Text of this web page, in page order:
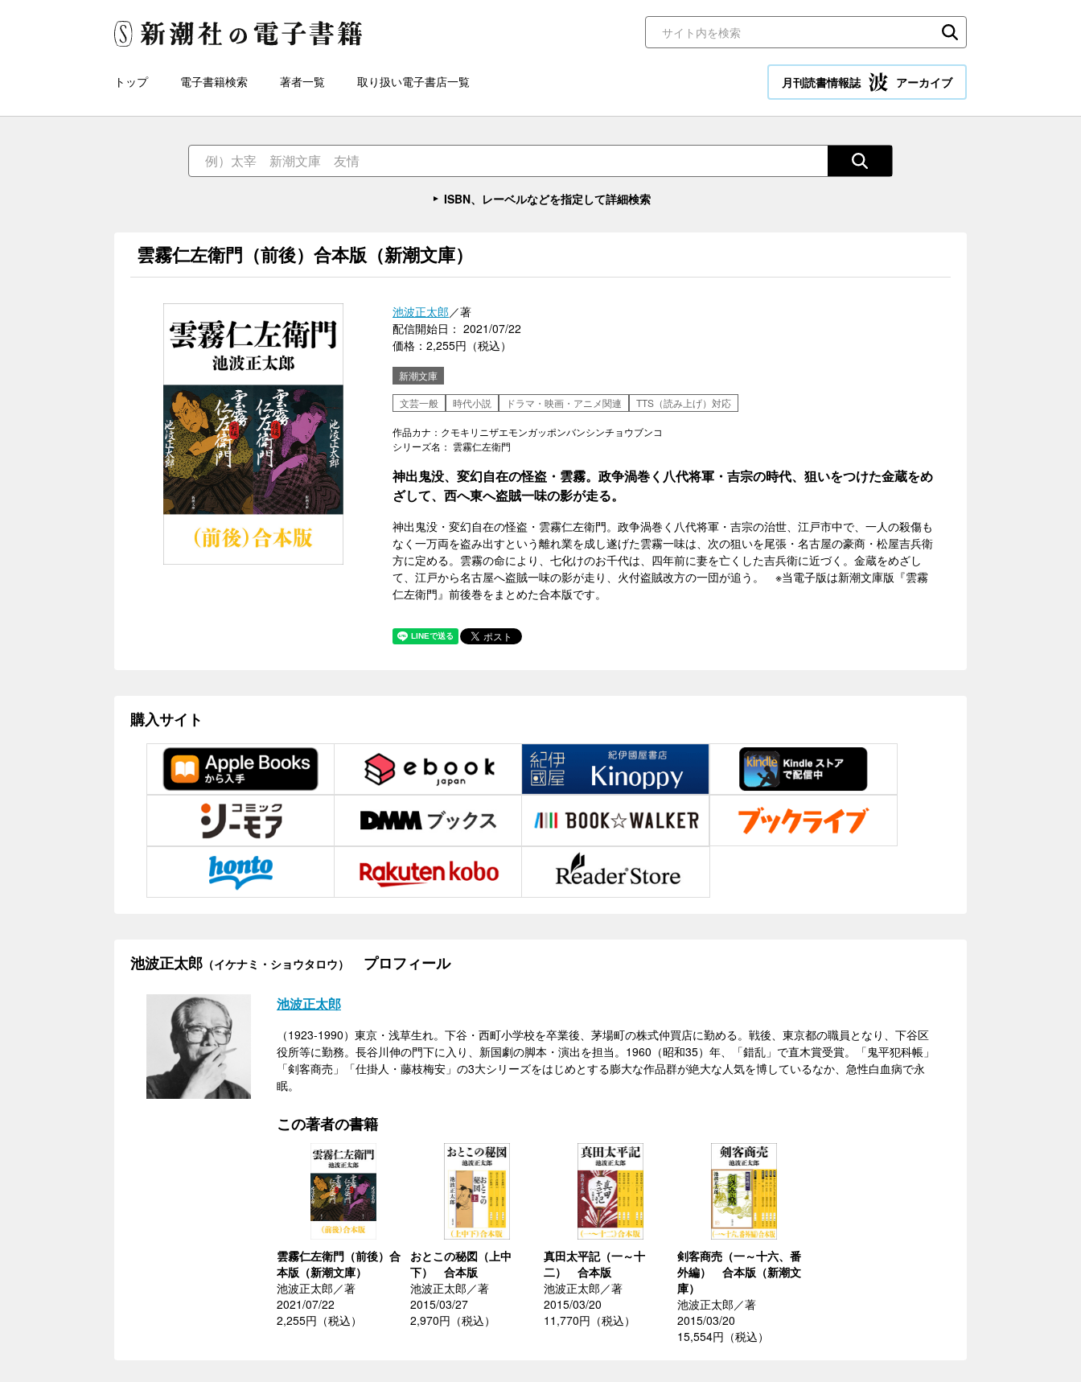
トップ 電子書籍検索 著者一覧 取り扱い電子書店一覧 月刊読書情報誌 アーカイブ
ISBN、レーベルなどを指定して詳細検索
雲霧仁左衛門（前後）合本版（新潮文庫）
池波正太郎／著
配信開始日： 2021/07/22
価格：2,255円（税込）
新潮文庫
文芸一般
時代小説 ドラマ・映画・アニメ関連 TTS（読み上げ）対応
作品カナ：クモキリニザエモンガッポンバンシンチョウブンコ
シリーズ名： 雲霧仁左衛門
神出鬼没、変幻自在の怪盗・雲霧。政争渦巻く八代将軍・吉宗の時代、狙いをつけた金蔵をめ
ざして、西へ東へ盗賊一味の影が走る。
神出鬼没・変幻自在の怪盗・雲霧仁左衛門。政争渦巻く八代将軍・吉宗の治世、江戸市中で、一人の殺傷も
なく一万両を盗み出すという離れ業を成し遂げた雲霧一味は、次の狙いを尾張・名古屋の豪商・松屋吉兵衛
方に定める。雲霧の命により、七化けのお千代は、四年前に妻を亡くした吉兵衛に近づく。金蔵をめざし
て、江戸から名古屋へ盗賊一味の影が走り、火付盗賊改方の一団が追う。 ※当電子版は新潮文庫版『雲霧
仁左衛門』前後巻をまとめた合本版です。
購入サイト
池波正太郎 （イケナミ・ショウタロウ） プロフィール
池波正太郎
（1923-1990）東京・浅草生れ。下谷・西町小学校を卒業後、茅場町の株式仲買店に勤める。戦後、東京都の職員となり、下谷区
役所等に勤務。長谷川伸の門下に入り、新国劇の脚本・演出を担当。1960（昭和35）年、「錯乱」で直木賞受賞。「鬼平犯科帳」
「剣客商売」「仕掛人・藤枝梅安」の3大シリーズをはじめとする膨大な作品群が絶大な人気を博しているなか、急性白血病で永
眠。
この著者の書籍
雲霧仁左衛門（前後）合
本版（新潮文庫）
池波正太郎／著
2021/07/22
2,255円（税込）
おとこの秘図（上中
下） 合本版
池波正太郎／著
2015/03/27
2,970円（税込）
真田太平記（一～十
二） 合本版
池波正太郎／著
2015/03/20
11,770円（税込）
剣客商売（一～十六、番
外編） 合本版（新潮文
庫）
池波正太郎／著
2015/03/20
15,554円（税込）